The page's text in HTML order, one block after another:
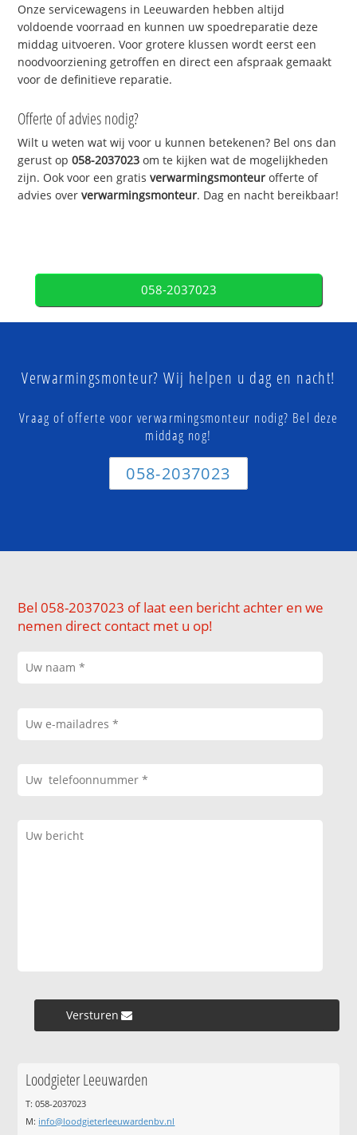
Onze servicewagens in Leeuwarden hebben altijd
voldoende voorraad en kunnen uw spoedreparatie deze
middag uitvoeren. Voor grotere klussen wordt eerst een
noodvoorziening getroffen en direct een afspraak gemaakt
voor de definitieve reparatie.
Offerte of advies nodig?
Wilt u weten wat wij voor u kunnen betekenen? Bel ons dan
gerust op058-2037023 om te kijken wat de mogelijkheden
zijn. Ook voor een gratisverwarmingsmonteur offerte of
advies oververwarmingsmonteur. Dag en nacht bereikbaar!
058-2037023
Verwarmingsmonteur? Wij helpen u dag en nacht!
Vraag of offerte voor verwarmingsmonteur nodig? Bel deze
middag nog!
058-2037023
Bel 058-2037023 of laat een bericht achter en we
nemen direct contact met u op!
Versturen »
Loodgieter Leeuwarden
T: 058-2037023
M: info@loodgieterleeuwardenbv.nl